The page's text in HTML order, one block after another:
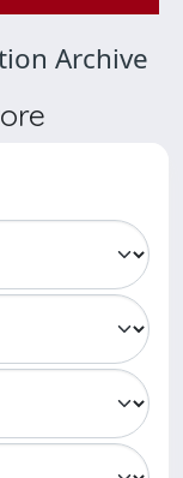
Archive